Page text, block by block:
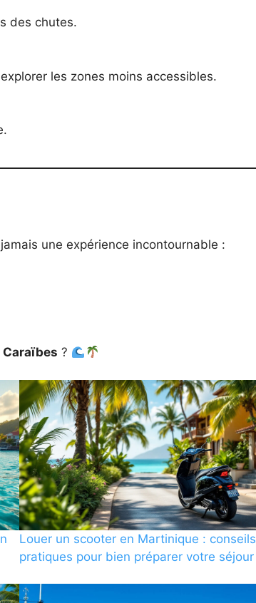
des chutes.
les zones moins accessibles.
une expérience incontournable :
Caraïbes ?
Louer un scooter en Martinique : conseils
pratiques pour bien préparer votre séjour